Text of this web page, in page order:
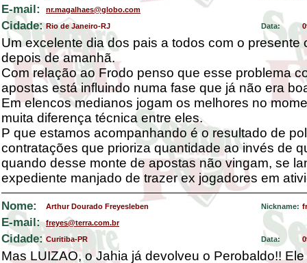
E-mail: nr.magalhaes@globo.com
Cidade: Rio de Janeiro-RJ Data:
Um excelente dia dos pais a todos com o presente
depois de amanhã.
Com relação ao Frodo penso que esse problema
apostas está influindo numa fase que já não era
Em elencos medianos jogam os melhores no
muita diferença técnica entre eles.
P que estamos acompanhando é o resultado de
contratações que prioriza quantidade ao invés de
quando desse monte de apostas não vingam, se
expediente manjado de trazer ex jogadores em
Nome: Arthur Dourado Freyesleben Nickname:
E-mail: freyes@terra.com.br
Cidade: Curitiba-PR Data:
Mas LUIZAO, o Jahia já devolveu o Perobaldo!!